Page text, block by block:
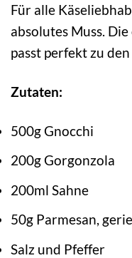
Für alle
absolutes Muss.
passt perfekt zu
Zutaten:
500g Gnocchi
200g Gorgonzola
200ml Sahne
50g Parmesan,
Salz und Pfeffer